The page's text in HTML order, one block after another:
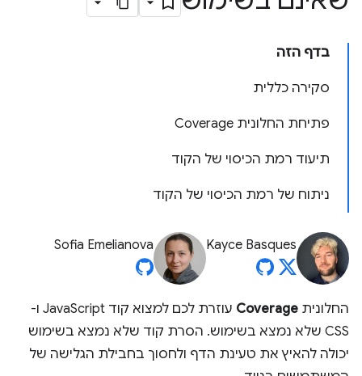
בדף הזה
סקירה כללית
פתיחת החלונית Coverage
תיעוד רמת הכיסוי של הקוד
ניתוח של רמת הכיסוי של הקוד
Kayce Basques
Sofia Emelianova
החלונית Coverage
עוזרת לכם למצוא קוד JavaScript ו-
CSS שלא נמצא בשימוש. הסרת קוד שלא נמצא בשימוש
יכולה להאיץ את טעינת הדף ולחסוך בחבילת הגלישה של